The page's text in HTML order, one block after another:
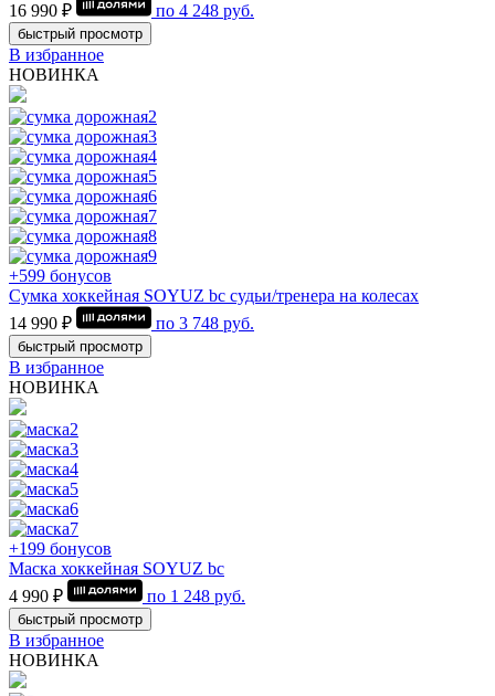
16 990 ₽
по 4 248 руб.
быстрый просмотр
В избранное
НОВИНКА
+599 бонусов
Сумка хоккейная SOYUZ bc судьи/тренера на колесах
14 990 ₽
по 3 748 руб.
быстрый просмотр
В избранное
НОВИНКА
+199 бонусов
Маска хоккейная SOYUZ bc
4 990 ₽
по 1 248 руб.
быстрый просмотр
В избранное
НОВИНКА